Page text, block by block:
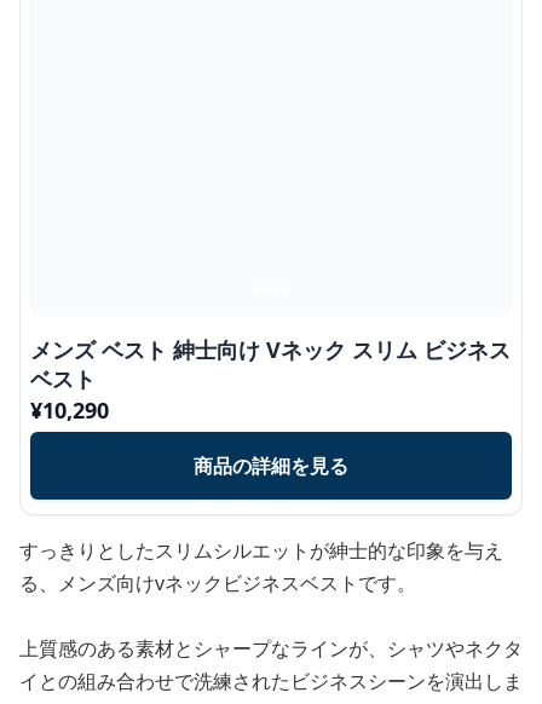
メンズ ベスト 紳士向け Vネック スリム ビジネス
ベスト
¥10,290
商品の詳細を見る
すっきりとしたスリムシルエットが紳士的な印象を与え
る、メンズ向けvネックビジネスベストです。
上質感のある素材とシャープなラインが、シャツやネクタ
イとの組み合わせで洗練されたビジネスシーンを演出しま